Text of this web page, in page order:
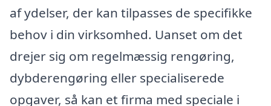
af ydelser, der kan tilpasses de specifikke
behov i din virksomhed. Uanset om det
drejer sig om regelmæssig rengøring,
dybderengøring eller specialiserede
opgaver, så kan et firma med speciale i